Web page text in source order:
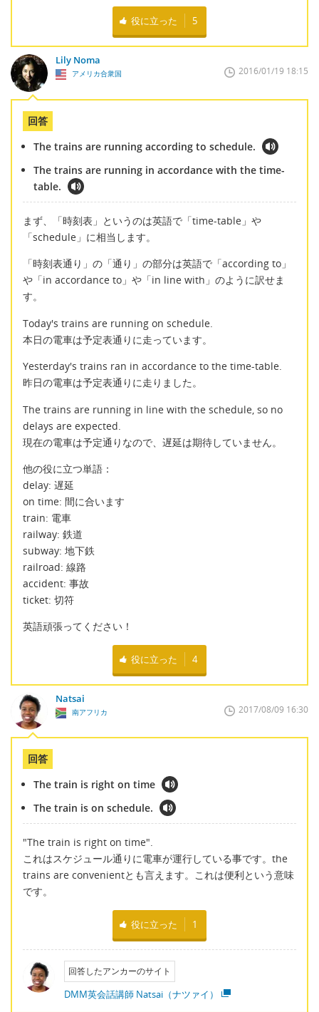
役に立った 5
Lily Noma
アメリカ合衆国 2016/01/19 18:15
回答
The trains are running according to schedule.
The trains are running in accordance with the time-
table.
まず、「時刻表」というのは英語で「time-table」や
「schedule」に相当します。
「時刻表通り」の「通り」の部分は英語で「according to」
や「in accordance to」や「in line with」のように訳せま
す。
Today's trains are running on schedule.
本日の電車は予定表通りに走っています。
Yesterday's trains ran in accordance to the time-table.
昨日の電車は予定表通りに走りました。
The trains are running in line with the schedule, so no
delays are expected.
現在の電車は予定通りなので、遅延は期待していません。
他の役に立つ単語：
delay: 遅延
on time: 間に合います
train: 電車
railway: 鉄道
subway: 地下鉄
railroad: 線路
accident: 事故
ticket: 切符
英語頑張ってください！
役に立った 4
Natsai
南アフリカ 2017/08/09 16:30
回答
The train is right on time
The train is on schedule.
"The train is right on time".
これはスケジュール通りに電車が運行している事です。the
trains are convenientとも言えます。これは便利という意味
です。
役に立った 1
回答したアンカーのサイト
DMM英会話講師 Natsai（ナツァイ）